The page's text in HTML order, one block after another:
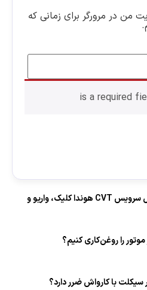
من در مرورگر برای زمانی که
راهنمای کامل سرویس CVT هوندا کلیک، واریو و
را روغن‌کاری کنیم؟
با کارواش ضرر دارد؟